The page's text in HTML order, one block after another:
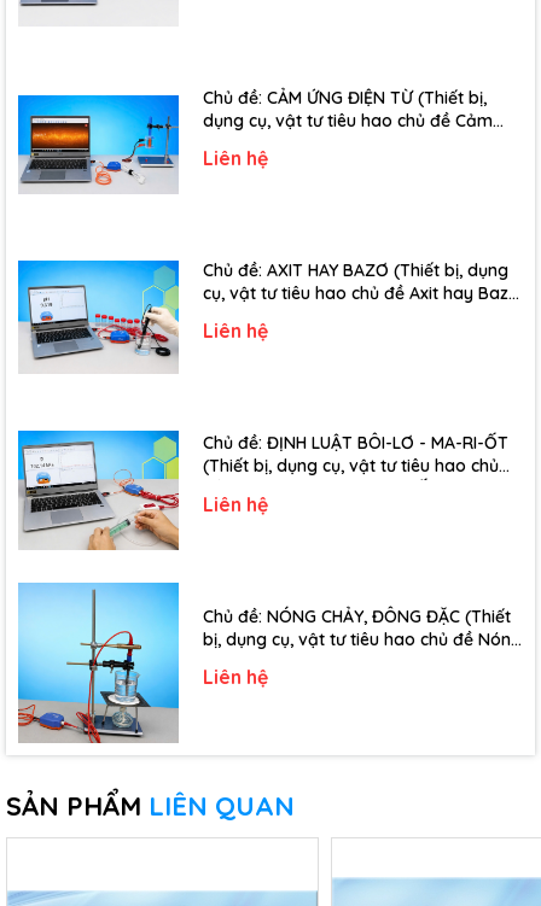
Chủ đề: CẢM ỨNG ĐIỆN TỪ (Thiết bị,
dụng cụ, vật tư tiêu hao chủ đề Cảm
Liên hệ
Chủ đề: AXIT HAY BAZƠ (Thiết bị, dụng
cụ, vật tư tiêu hao chủ đề Axit hay Bazơ
Liên hệ
Chủ đề: ĐỊNH LUẬT BÔI-LƠ - MA-RI-ỐT
(Thiết bị, dụng cụ, vật tư tiêu hao chủ
Liên hệ
Chủ đề: NÓNG CHẢY, ĐÔNG ĐẶC (Thiết
bị, dụng cụ, vật tư tiêu hao chủ đề Nóng
Liên hệ
SẢN PHẨM LIÊN QUAN